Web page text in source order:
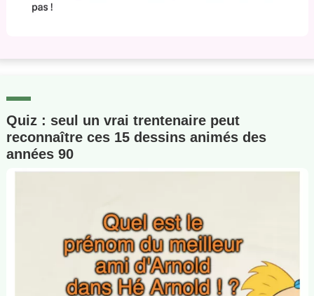
Quiz : seul un vrai trentenaire peut
reconnaître ces 15 dessins animés des
années 90